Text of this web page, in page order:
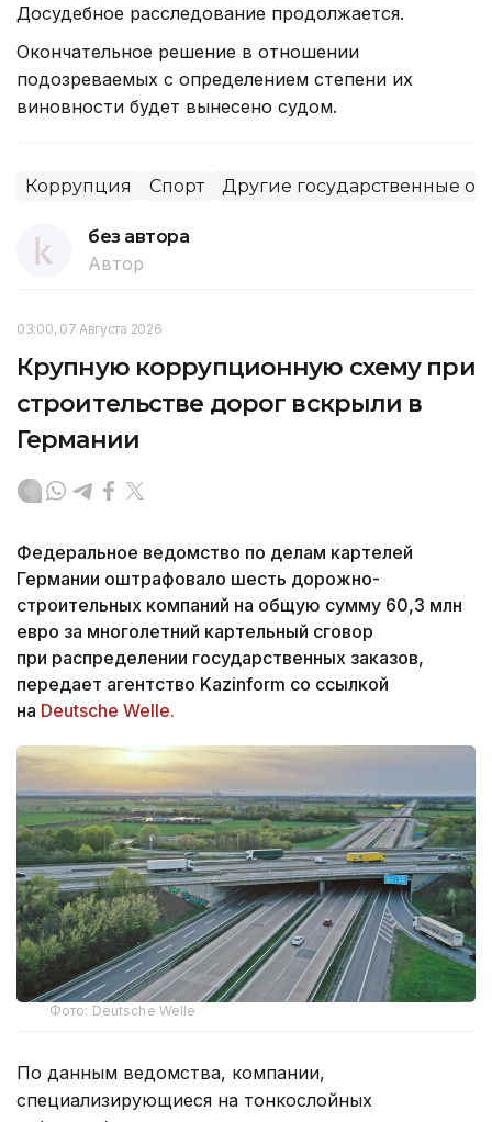
Досудебное расследование продолжается.
Окончательное решение в отношении
подозреваемых с определением степени их
виновности будет вынесено судом.
Коррупция Спорт Другие государственные
без автора
Автор
03:00, 07 Августа 2026
Крупную коррупционную схему при
строительстве дорог вскрыли в
Германии
Федеральное ведомство по делам картелей
Германии оштрафовало шесть дорожно-
строительных компаний на общую сумму 60,3 млн
евро за многолетний картельный сговор
при распределении государственных заказов,
передает агентство Kazinform со ссылкой
на Deutsche Welle.
Фото: Deutsche Welle
По данным ведомства, компании,
специализирующиеся на тонкослойных